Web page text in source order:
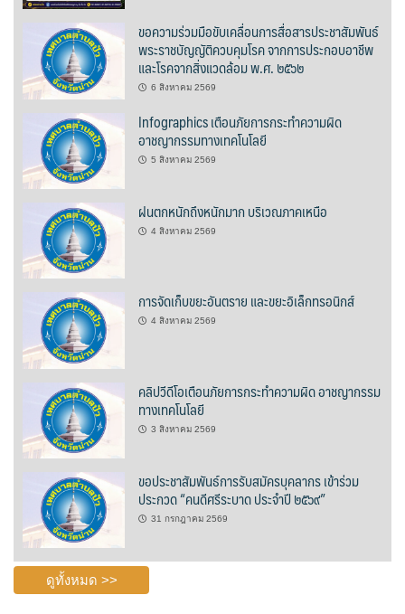
น่านปัว รีสอร์ท
นาเหล่า เก๊าสลี โฮมสเตย์
นาไผ่ปัววิว
บวกบัววิวรีสอร์ท
บ้านกังหัน @ ปัวคอทเทจ
บ้านต้นคูณ
บ้านนาโฮมสเตย์
บ้านปัว ปลายนา
บ้านพักชมดอย
บ้านยลญภา
บ้านริมทุ่งรีสอร์ท
บ้านสวนศรีสุขโฮมสเตย์
บ้านฮิมนาปัว
บ้านไม้ปลายนา
ขอความร่วมมือขับเคลื่อนการสื่อสารประชาสัมพันธ์
พระราชบัญญัติควบคุมโรค จากการประกอบอาชีพ
และโรคจากสิ่งแวดล้อม พ.ศ. ๒๕๖๒
6 สิงหาคม 2569
Infographics เตือนภัยการกระทำความผิด
อาชญากรรมทางเทคโนโลยี
5 สิงหาคม 2569
ฝนตกหนักถึงหนักมาก บริเวณภาคเหนือ
4 สิงหาคม 2569
การจัดเก็บขยะอันตราย และขยะอิเล็กทรอนิกส์
4 สิงหาคม 2569
คลิปวีดีโอเตือนภัยการกระทำความผิด อาชญากรรม
ทางเทคโนโลยี
3 สิงหาคม 2569
ขอประชาสัมพันธ์การรับสมัครบุคลากร เข้าร่วม
ประกวด “คนดีศรีระบาด ประจำปี ๒๕๖๙”
31 กรกฎาคม 2569
ดูทั้งหมด >>